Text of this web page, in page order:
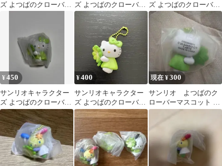
ズ よつばのクローバー ズ よつばのクローバー
マスコット ポムポムプ
リン
ズ よつばのクローバー
マスコット ウサハナ
¥450
サンリオキャラクター
ズ よつばのクローバー
マスコット ハローキテ
ィ
¥400
サンリオキャラクター
ズ よつばのクローバー
マスコット ハローキテ
ィ
現在 ¥300
サンリオ よつばのク
ローバーマスコット ハ
ローキティ